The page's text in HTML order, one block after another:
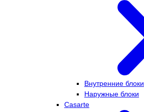
Внутренние блоки
Наружные блоки
Casarte